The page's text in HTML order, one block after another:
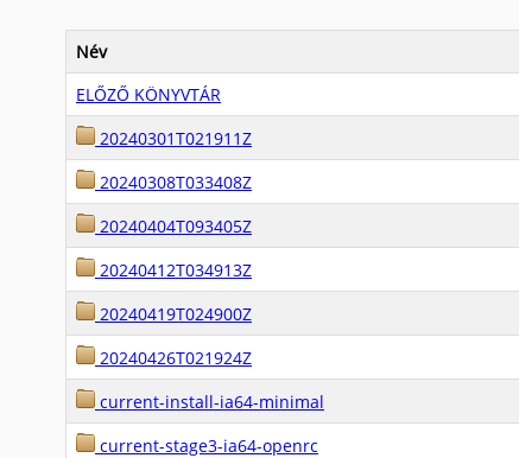
Név
ELŐZŐ KÖNYVTÁR
20240301T021911Z
20240308T033408Z
20240404T093405Z
20240412T034913Z
20240419T024900Z
20240426T021924Z
current-install-ia64-minimal
current-stage3-ia64-openrc